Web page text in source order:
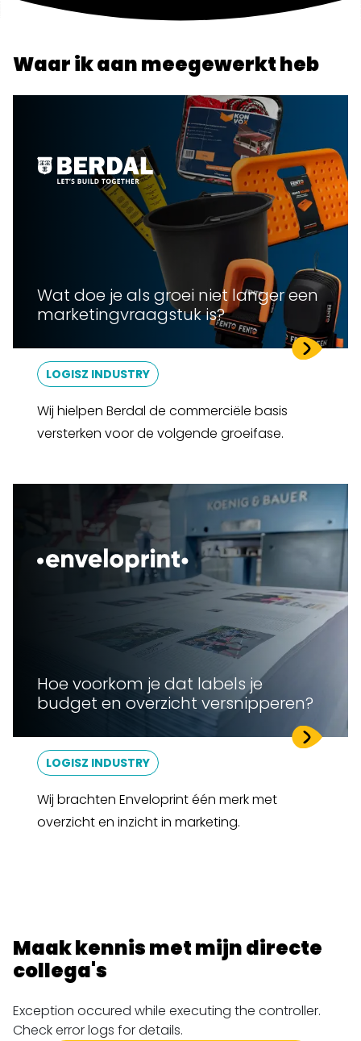
Waar ik aan meegewerkt heb
Wat doe je als groei niet langer een
marketingvraagstuk is?
LOGISZ INDUSTRY
Wij hielpen Berdal de commerciële basis
versterken voor de volgende groeifase.
Hoe voorkom je dat labels je
budget en overzicht versnipperen?
LOGISZ INDUSTRY
Wij brachten Enveloprint één merk met
overzicht en inzicht in marketing.
Maak kennis met mijn directe
collega's
Exception occured while executing the controller.
Check error logs for details.